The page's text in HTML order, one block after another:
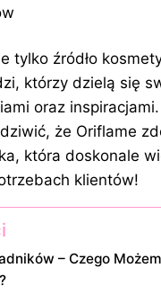
tylko źródło
którzy dzielą się
oraz
że Oriflame
która doskonale
klientów!
– Czego